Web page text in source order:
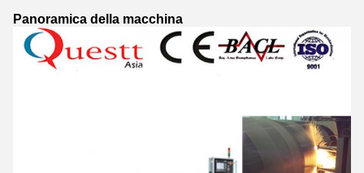
Panoramica della macchina